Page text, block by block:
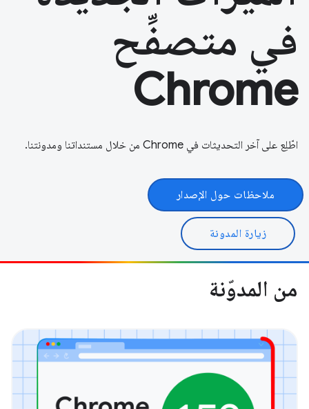
في متصفِّح
Chrome
اطّلِع على آخر التحديثات في Chrome من خلال مستنداتنا ومدونتنا.
ملاحظات حول الإصدار
زيارة المدونة
من المدوّنة